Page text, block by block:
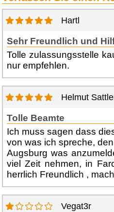
Hartl
Sehr Freundlich und
Tolle zulassungsstelle
nur empfehlen.
Helmut
Tolle Beamte
Ich muss sagen dass
von was ich spreche,
Augsburg was
viel Zeit nehmen, in
herrlich Freundlich ,
Vegat3r